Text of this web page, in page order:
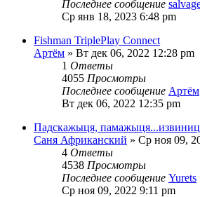
Последнее сообщение
Ср янв 18, 2023 6:48 pm
Fishman TriplePlay Connect
Артём » Вт дек 06, 2022 12:28 pm
1 Ответы
4055 Просмотры
Последнее сообщение Артём
Вт дек 06, 2022 12:35 pm
Падскажыця,
Саня Африканский » Ср ноя 09,
4 Ответы
4538 Просмотры
Последнее сообщение Yurets
Ср ноя 09, 2022 9:11 pm